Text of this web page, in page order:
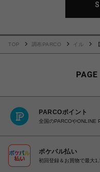
TOP 調布PARCO イル
PARCOポイント
全国のPARCOやONLINE
ポケパル払い
初回登録＆お買物で最大